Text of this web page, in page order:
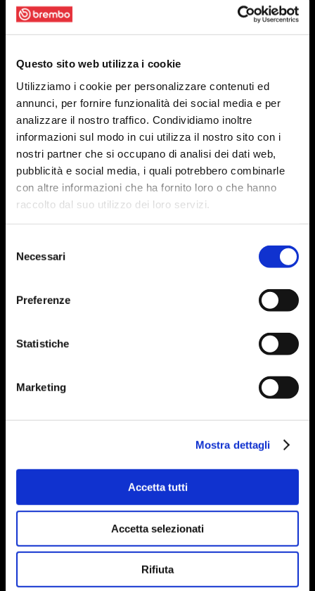
Questo sito web utilizza i cookie
Utilizziamo i cookie per personalizzare contenuti ed
annunci, per fornire funzionalità dei social media e per
analizzare il nostro traffico. Condividiamo inoltre
informazioni sul modo in cui utilizza il nostro sito con i
nostri partner che si occupano di analisi dei dati web,
pubblicità e social media, i quali potrebbero combinarle
con altre informazioni che ha fornito loro o che hanno
raccolto dal suo utilizzo dei loro servizi.
delNecessari
Preferenze
Statistiche
Marketing
Mostra dettagli
Accetta tutti
Accetta selezionati
Rifiuta